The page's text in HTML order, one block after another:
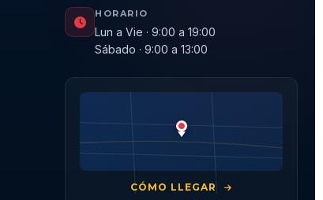
HORARIO
Lun a Vie · 9:00 a 19:00
Sábado · 9:00 a 13:00
CÓMO LLEGAR